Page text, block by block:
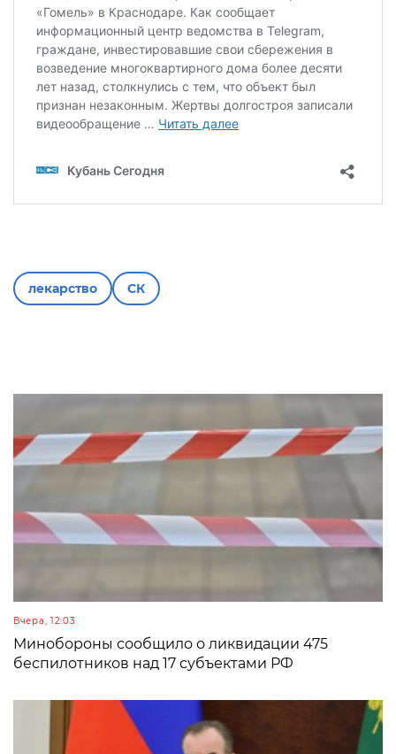
лекарство СК
Вчера, 12:03
Минобороны сообщило о ликвидации 475
беспилотников над 17 субъектами РФ